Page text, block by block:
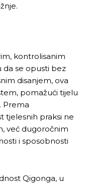
kontrolisanim
se opusti bez
disanjem, ova
pomažući tijelu
Prema
tjelesnih praksi ne
već dugoročnim
i sposobnosti
Qigonga, u